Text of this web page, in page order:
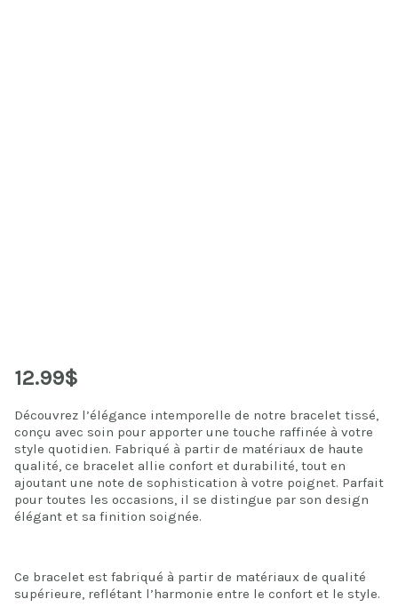
12.99$
Découvrez l’élégance intemporelle de notre bracelet tissé,
conçu avec soin pour apporter une touche raffinée à votre
style quotidien. Fabriqué à partir de matériaux de haute
qualité, ce bracelet allie confort et durabilité, tout en
ajoutant une note de sophistication à votre poignet. Parfait
pour toutes les occasions, il se distingue par son design
élégant et sa finition soignée.
Ce bracelet est fabriqué à partir de matériaux de qualité
supérieure, reflétant l’harmonie entre le confort et le style.